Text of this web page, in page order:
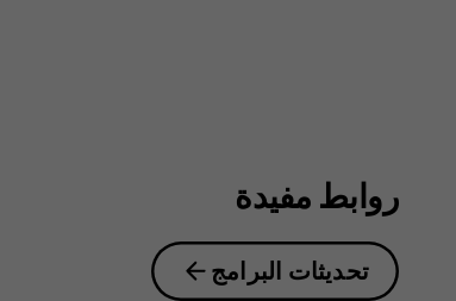
روابط مفيدة
تحديثات البرامج